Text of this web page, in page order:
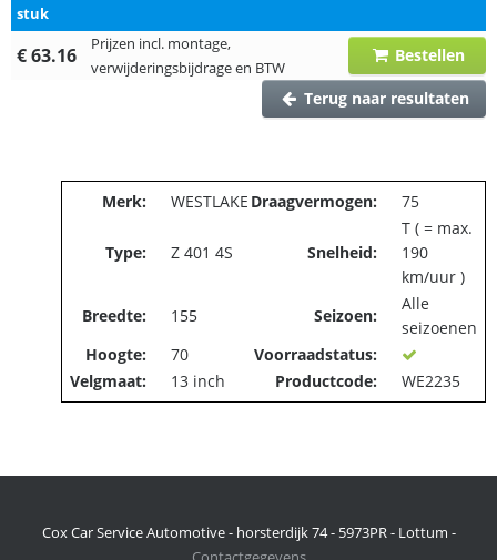
stuk
€ 63.16
Prijzen incl. montage,
verwijderingsbijdrage en BTW
Bestellen
Terug naar resultaten
Merk: WESTLAKE Draagvermogen: 75
Type: Z 401 4S Snelheid:
T ( = max.
190
km/uur )
Breedte:
155 Seizoen:
Alle
seizoenen
Hoogte:
70
Voorraadstatus:
Velgmaat:
13 inch Productcode: WE2235
Cox Car Service Automotive - horsterdijk 74 - 5973PR - Lottum -